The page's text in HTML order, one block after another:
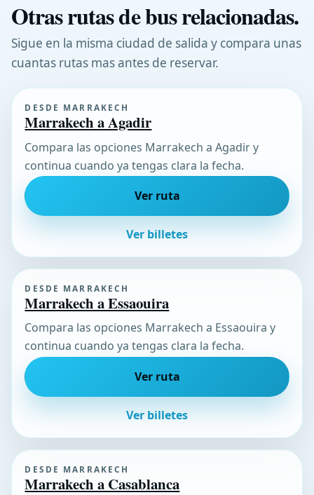
Otras rutas de bus relacionadas.
Sigue en la misma ciudad de salida y compara unas
cuantas rutas mas antes de reservar.
DESDE MARRAKECH
Marrakech a Agadir
Compara las opciones Marrakech a Agadir y
continua cuando ya tengas clara la fecha.
Ver ruta
Ver billetes
DESDE MARRAKECH
Marrakech a Essaouira
Compara las opciones Marrakech a Essaouira y
continua cuando ya tengas clara la fecha.
Ver ruta
Ver billetes
DESDE MARRAKECH
Marrakech a Casablanca